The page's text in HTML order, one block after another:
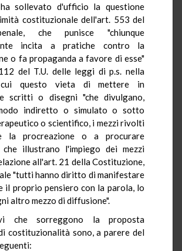
ha sollevato d'ufficio la questione
costituzionale dell'art. 553 del
che punisce "chiunque
incita a pratiche contro la
o fa propaganda a favore di esse"
del T.U. delle leggi di p.s. nella
questo vieta di mettere in
scritti o disegni "che divulgano,
indiretto o simulato o sotto
o scientifico, i mezzi rivolti
la procreazione o a procurare
illustrano l'impiego dei mezzi
all'art. 21 della Costituzione,
"tutti hanno diritto di manifestare
il proprio pensiero con la parola, lo
altro mezzo di diffusione".
che sorreggono la proposta
costituzionalità sono, a parere del